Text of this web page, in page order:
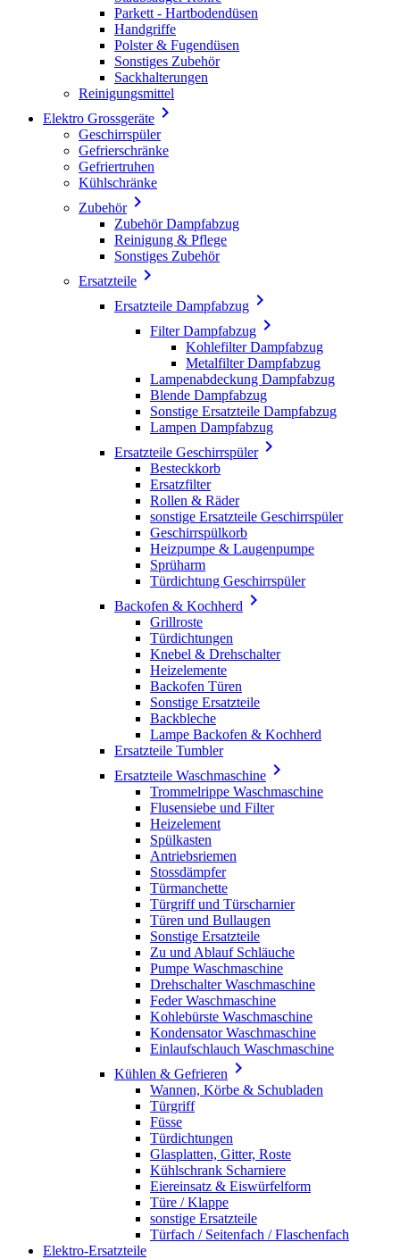
Parkett - Hartbodendüsen
Handgriffe
Polster & Fugendüsen
Sonstiges Zubehör
Sackhalterungen
Reinigungsmittel
Elektro Grossgeräte 
Geschirrspüler
Gefrierschränke
Gefriertruhen
Kühlschränke
Zubehör
Zubehör Dampfabzug
Reinigung & Pflege
Sonstiges Zubehör
Ersatzteile 
Ersatzteile Dampfabzug 
Filter Dampfabzug 
Kohlefilter Dampfabzug
Metalfilter Dampfabzug
Lampenabdeckung Dampfabzug
Blende Dampfabzug
Sonstige Ersatzteile Dampfabzug
Lampen Dampfabzug
Ersatzteile Geschirrspüler
Besteckkorb
Ersatzfilter
Rollen & Räder
sonstige Ersatzteile Geschirrspüler
Geschirrspülkorb
Heizpumpe & Laugenpumpe
Sprüharm
Türdichtung Geschirrspüler
Backofen & Kochherd 
Grillroste
Türdichtungen
Knebel & Drehschalter
Heizelemente
Backofen Türen
Sonstige Ersatzteile
Backbleche
Lampe Backofen & Kochherd
Ersatzteile Tumbler
Ersatzteile Waschmaschine 
Trommelrippe Waschmaschine
Flusensiebe und Filter
Heizelement
Spülkasten
Antriebsriemen
Stossdämpfer
Türmanchette
Türgriff und Türscharnier
Türen und Bullaugen
Sonstige Ersatzteile
Zu und Ablauf Schläuche
Pumpe Waschmaschine
Drehschalter Waschmaschine
Feder Waschmaschine
Kohlebürste Waschmaschine
Kondensator Waschmaschine
Einlaufschlauch Waschmaschine
Kühlen & Gefrieren 
Wannen, Körbe & Schubladen
Türgriff
Füsse
Türdichtungen
Glasplatten, Gitter, Roste
Kühlschrank Scharniere
Eiereinsatz & Eiswürfelform
Türe / Klappe
sonstige Ersatzteile
Türfach / Seitenfach / Flaschenfach
Elektro-Ersatzteile